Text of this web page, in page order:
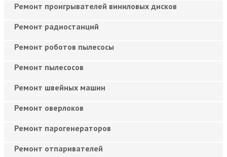
Ремонт проигрывателей виниловых дисков
Ремонт радиостанций
Ремонт роботов пылесосы
Ремонт пылесосов
Ремонт швейных машин
Ремонт оверлоков
Ремонт парогенераторов
Ремонт отпаривателей